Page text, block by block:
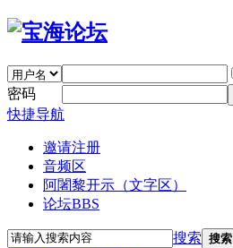
密码
快捷导航
邀请注册
音频区
阿闍黎开示（文字区）
论坛BBS
搜索 搜索